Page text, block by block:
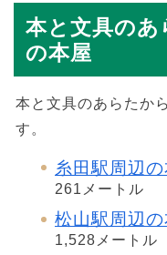
本と文具のあ
の本屋
本と文具のあらたか
す。
糸田駅周辺
261メートル
松山駅周辺の
1,528メートル